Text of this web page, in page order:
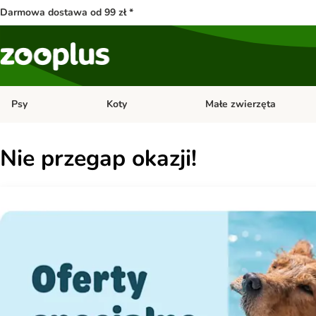
Darmowa dostawa od 99 zł *
Psy Otwórz menu kategorii: Psy
Koty Otwórz menu kategorii: Koty
Małe zwierzęta
Nie przegap okazji!